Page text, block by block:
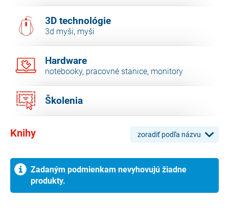
3D technológie
3d myši, myši
Hardware
notebooky, pracovné stanice, monitory
Školenia
Knihy zoradiť podľa názvu
Zadaným podmienkam nevyhovujú žiadne
produkty.